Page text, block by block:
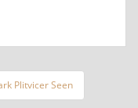
Plitvicer Seen